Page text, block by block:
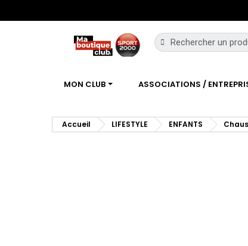
MON CLUB ASSOCIATIONS /
Accueil LIFESTYLE ENFANTS